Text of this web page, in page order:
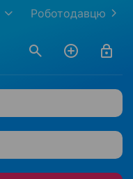
Роботодавцю